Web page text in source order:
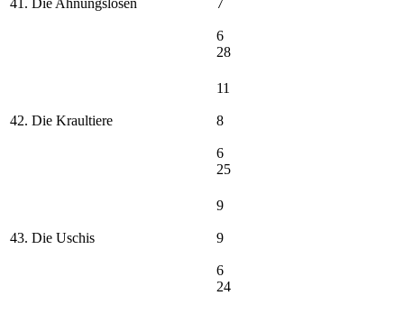
41. Die Ahnungslosen 7
6
28
42. Die Kraultiere
11
8
6
25
43. Die Uschis
9
9
6
24